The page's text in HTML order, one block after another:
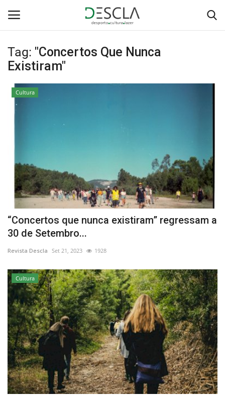
Login Registar
Home
...by Descla
Contactos
Sobre Nós
Educação
Saúde
Ficha técnica
Cultura
Lazer
Ambiente
Tag: "Concertos Que Nunca
Existiram"
Cultura
“Concertos que nunca existiram” regressam a
30 de Setembro...
Revista Descla Set 21, 2023 1928
Cultura